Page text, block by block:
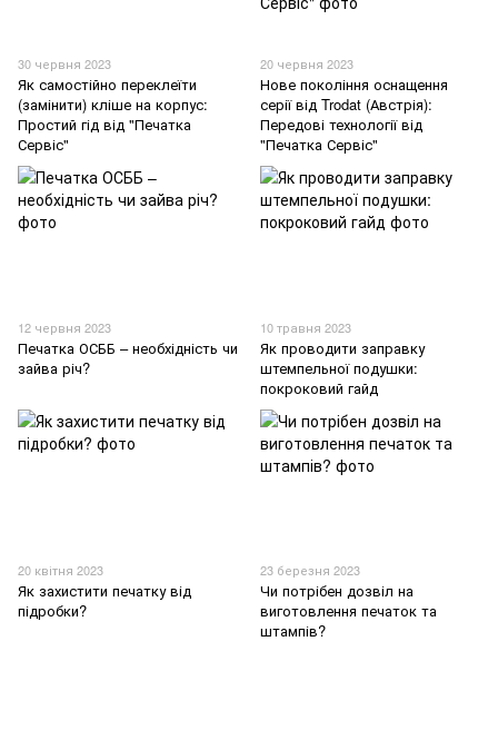
30 червня 2023
Як самостійно переклеїти
(замінити) кліше на корпус:
Простий гід від "Печатка
Сервіс"
20 червня 2023
Нове покоління оснащення
серії від Trodat (Австрія):
Передові технології від
"Печатка Сервіс"
12 червня 2023
Печатка ОСББ – необхідність чи
зайва річ?
10 травня 2023
Як проводити заправку
штемпельної подушки:
покроковий гайд
20 квітня 2023
Як захистити печатку від
підробки?
23 березня 2023
Чи потрібен дозвіл на
виготовлення печаток та
штампів?